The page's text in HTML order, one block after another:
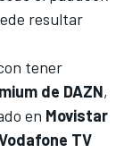
resultar
tener
de DAZN,
en Movistar
TV